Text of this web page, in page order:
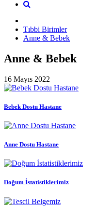
Tıbbi Birimler
Anne & Bebek
Anne & Bebek
16 Mayıs 2022
Bebek Dostu Hastane
Anne Dostu Hastane
Doğum İstatistiklerimiz